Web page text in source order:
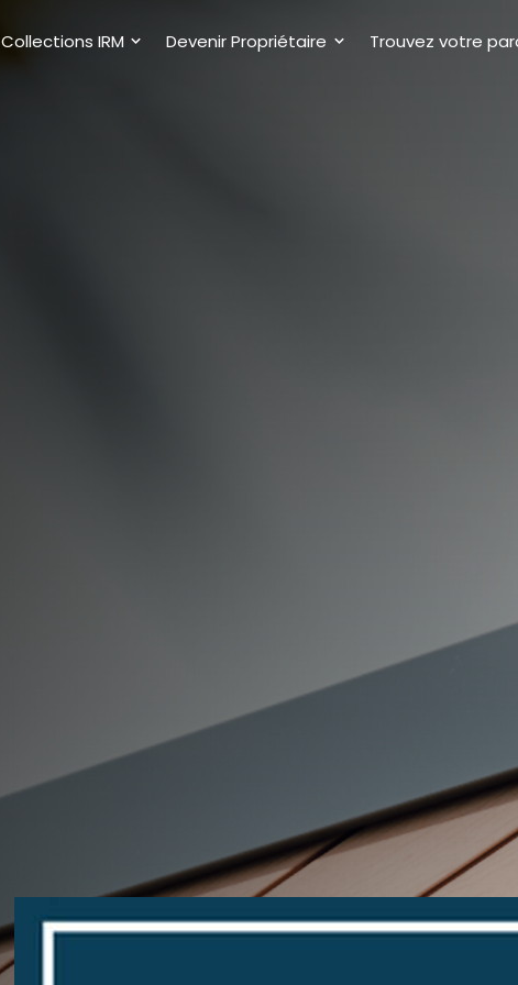
Collections IRM Devenir Propriétaire Trouvez votre